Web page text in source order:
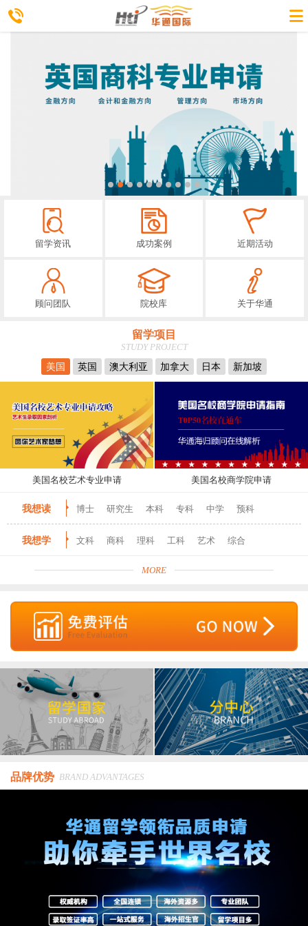
留学资讯 成功案例 近期活动
顾问团队 院校库 关于华通
留学项目
STUDY PROJECT
美国
英国 澳大利亚 加拿大 日本 新加坡
美国名校艺术专业申请 美国名校商学院申请
我想读 博士 研究生 本科 专科 中学 预科
我想学 文科 商科 理科 工科 艺术 综合
MORE
品牌优势 BRAND ADVANTAGES